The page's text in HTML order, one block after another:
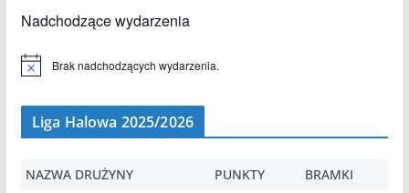
Nadchodzące wydarzenia
d
m
Brak nadchodzących wydarzenia.
Liga Halowa 2025/2026
NAZWA DRUŻYNY PUNKTY
BRAMKI